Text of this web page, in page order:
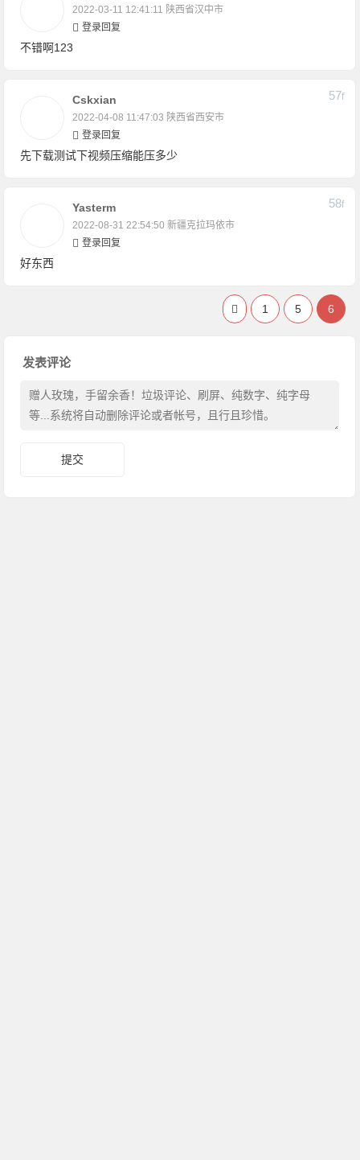
2022-03-11 12:41:11 陕西省汉中市
登录回复
不错啊123
Cskxian
2022-04-08 11:47:03 陕西省西安市
57F
登录回复
先下载测试下视频压缩能压多少
Yasterm
2022-08-31 22:54:50 新疆克拉玛依市
58F
登录回复
好东西
1 5 6
发表评论